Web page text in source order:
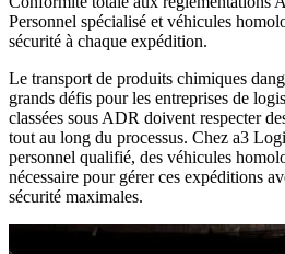
Personnel spécialisé et véhicules
sécurité à chaque expédition.
Le transport de produits chimiques
grands défis pour les entreprises de
classées sous ADR doivent respecter
tout au long du processus. Chez a3
personnel qualifié, des véhicules
nécessaire pour gérer ces expéditions
sécurité maximales.